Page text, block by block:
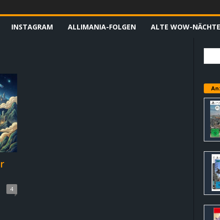
INSTAGRAM ALLIMANIA-FOLGEN ALTE WOW-NÄCHTE
4